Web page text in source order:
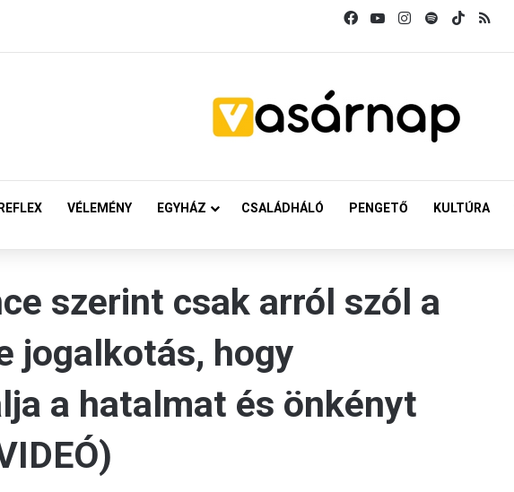
FacebookYouTubeInstagram
SpotifyTikTok
REFLEX VÉLEMÉNY EGYHÁZ CSALÁDHÁLÓ PENGETŐ KULTÚRA
szerint csak arról szól a
jogalkotás, hogy
a hatalmat és önkényt